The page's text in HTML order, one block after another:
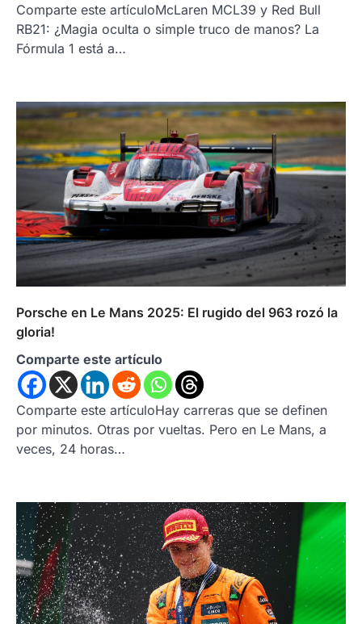
Comparte este artículoMcLaren MCL39 y Red Bull
RB21: ¿Magia oculta o simple truco de manos? La
Fórmula 1 está a…
Porsche en Le Mans 2025: El rugido del 963 rozó la
gloria!
Comparte este artículo
Comparte este artículoHay carreras que se definen
por minutos. Otras por vueltas. Pero en Le Mans, a
veces, 24 horas…